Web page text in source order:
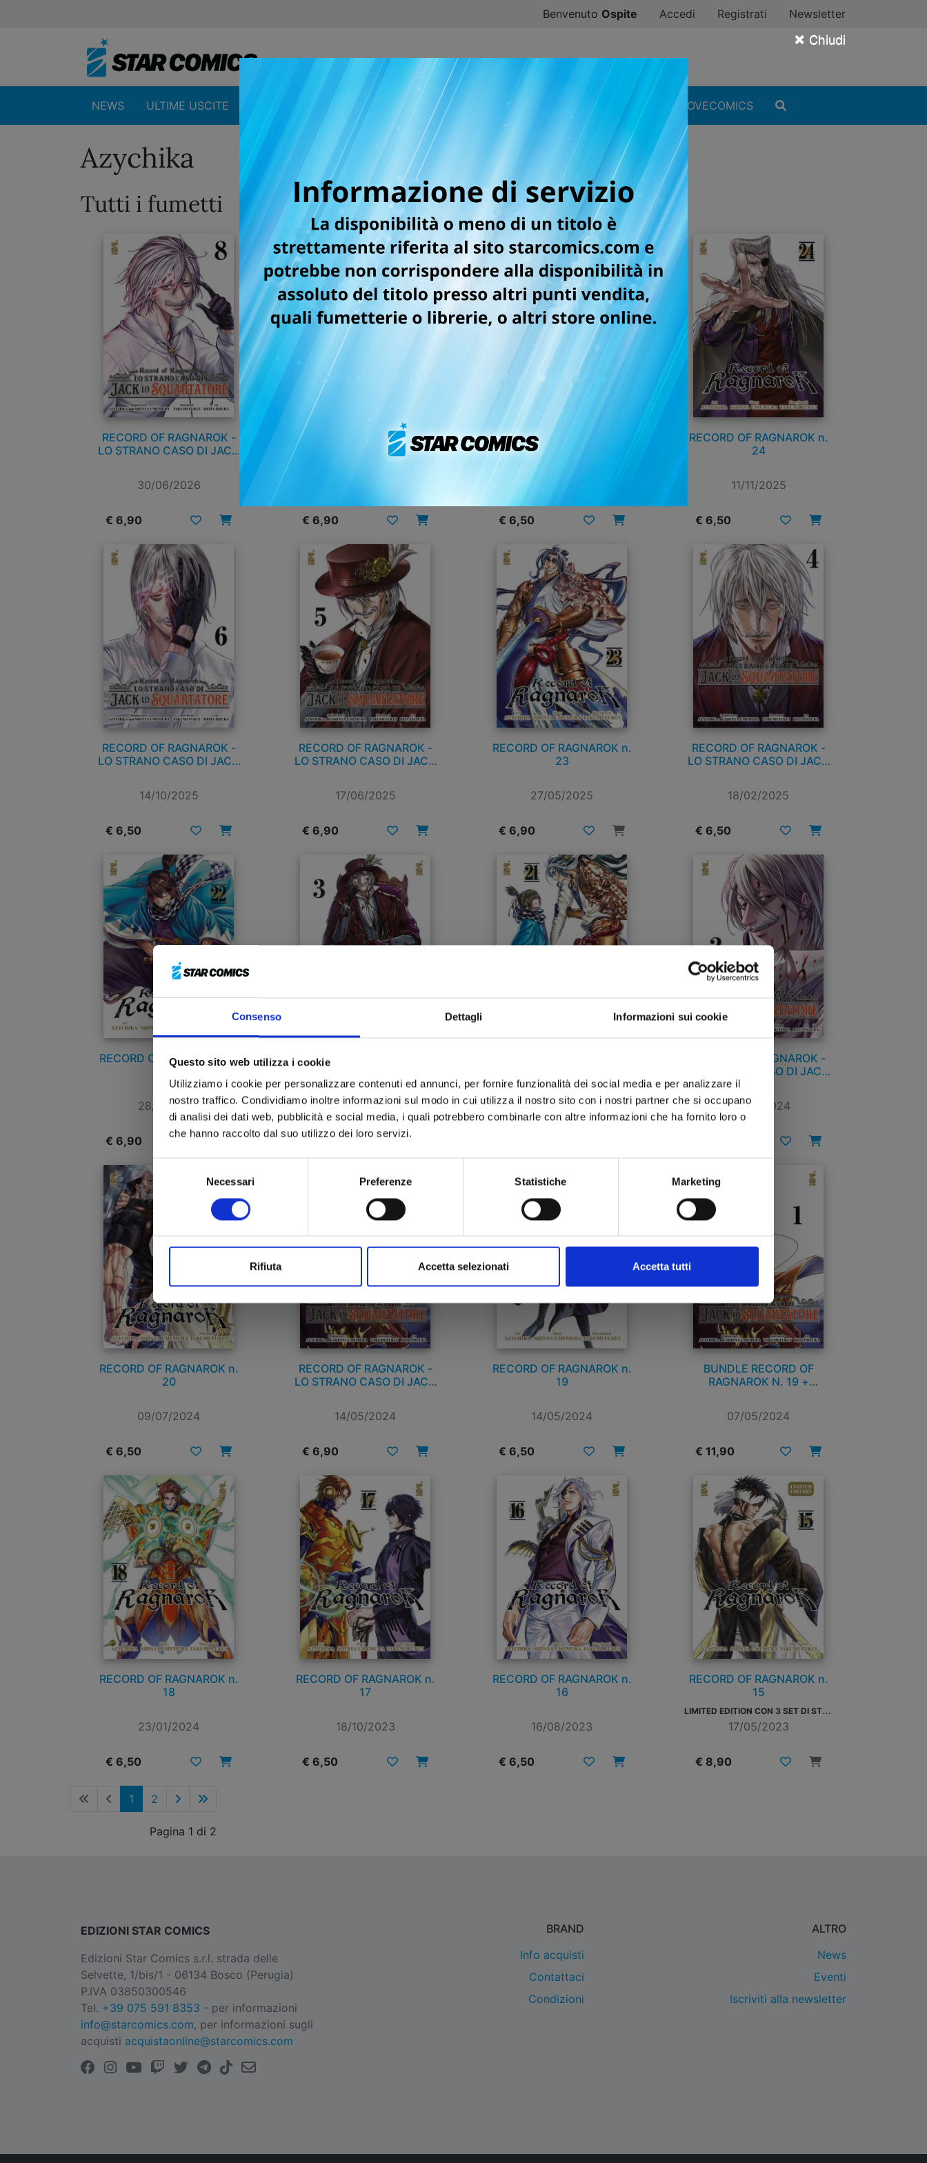
Consenso Dettagli Informazioni sui cookie
Questo sito web utilizza i cookie
Utilizziamo i cookie per personalizzare contenuti ed annunci, per fornire funzionalità dei social media e per analizzare il
nostro traffico. Condividiamo inoltre informazioni sul modo in cui utilizza il nostro sito con i nostri partner che si occupano
di analisi dei dati web, pubblicità e social media, i quali potrebbero combinarle con altre informazioni che ha fornito loro o
che hanno raccolto dal suo utilizzo dei loro servizi.
del
consenso
Necessari Preferenze Statistiche Marketing
Rifiuta Accetta selezionati Accetta tutti
× Chiudi
Benvenuto Ospite Accedi Registrati Newsletter
NEWS ULTIME USCITE CATALOGO SFOGLIA ONLINE DIGISTAR #ILOVEMANGA #ILOVECOMICS
Azychika
Tutti i fumetti
RECORD OF RAGNAROK -
LO STRANO CASO DI JACK
30/06/2026
€ 6,90
RECORD OF RAGNAROK n.
€ 6,90
RECORD OF RAGNAROK -
LO STRANO CASO DI JACK
LO SQUARTATORE n. 7
27/01/2026
€ 6,50
RECORD OF RAGNAROK n.
24
11/11/2025
€ 6,50
RECORD OF RAGNAROK -
LO STRANO CASO DI JACK
14/10/2025
€ 6,50
RECORD OF RAGNAROK -
LO STRANO CASO DI JACK
17/06/2025
€ 6,90
RECORD OF RAGNAROK n.
23
27/05/2025
€ 6,90
RECORD OF RAGNAROK -
LO STRANO CASO DI JACK
18/02/2025
€ 6,50
RECORD OF RAGNAROK n.
22
28/01/2025
€ 6,90
RECORD OF RAGNAROK -
LO SQUARTATORE n. 3
19/11/2024
€ 6,90
22/10/2024
RECORD OF RAGNAROK -
LO STRANO CASO DI JACK
LO SQUARTATORE n. 2
03/09/2024
RECORD OF RAGNAROK n.
20
09/07/2024
€ 6,50
RECORD OF RAGNAROK -
LO STRANO CASO DI JACK
14/05/2024
€ 6,90
RECORD OF RAGNAROK n.
19
14/05/2024
€ 6,50
BUNDLE RECORD OF
RAGNAROK N. 19 +
LO SQUARTATORE N. 1
07/05/2024
€ 11,90
RECORD OF RAGNAROK n.
18
23/01/2024
€ 6,50
RECORD OF RAGNAROK n.
17
18/10/2023
€ 6,50
RECORD OF RAGNAROK n.
16
16/08/2023
€ 6,50
RECORD OF RAGNAROK n.
15
L
IMITED EDITION CON 3 SET DI STICKER
17/05/2023
€ 8,90
1 2
Pagina 1 di 2
EDIZIONI STAR COMICS
Edizioni Star Comics s.r.l. strada delle
Selvette, 1/bis/1 - 06134 Bosco (Perugia)
P.IVA 03850300546
Tel. +39 075 591 8353 - per informazioni
info@starcomics.com, per informazioni sugli
acquisti acquistaonline@starcomics.com
BRAND
Info acquisti
Contattaci
Condizioni
ALTRO
News
Eventi
Iscriviti alla newsletter